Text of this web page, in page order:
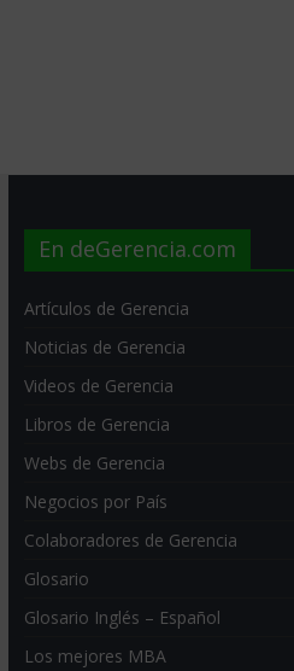
En deGerencia.com
Artículos de Gerencia
Noticias de Gerencia
Videos de Gerencia
Libros de Gerencia
Webs de Gerencia
Negocios por País
Colaboradores de Gerencia
Glosario
Glosario Inglés – Español
Los mejores MBA